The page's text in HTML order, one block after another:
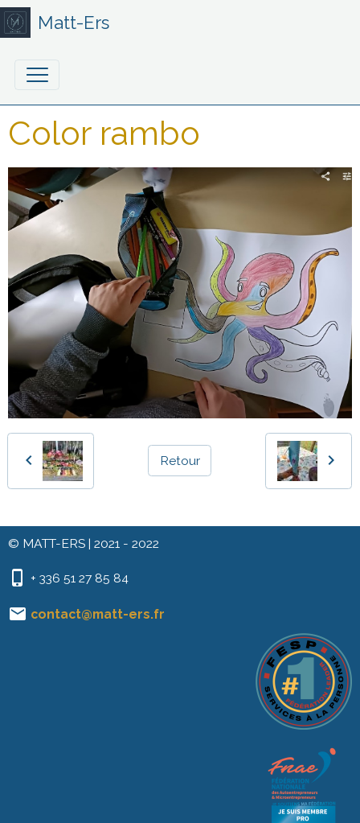
Matt-Ers
Color rambo
Retour
© MATT-ERS | 2021 - 2022
+ 336 51 27 85 84
contact@matt-ers.fr